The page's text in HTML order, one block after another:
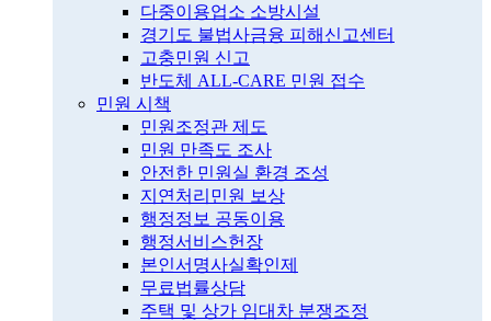
다중이용업소 소방시설
경기도 불법사금융 피해신고센터
고충민원 신고
반도체 ALL-CARE 민원 접수
민원 시책
민원조정관 제도
민원 만족도 조사
안전한 민원실 환경 조성
지연처리민원 보상
행정정보 공동이용
행정서비스헌장
본인서명사실확인제
무료법률상담
주택 및 상가 임대차 분쟁조정